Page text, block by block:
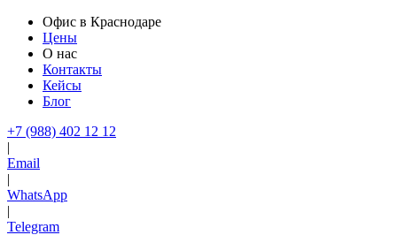
Офис в Краснодаре
Цены
О нас
Контакты
Кейсы
Блог
+7 (988) 402 12 12
|
Email
|
WhatsApp
|
Telegram